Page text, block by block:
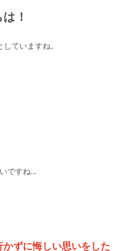
！
ていますね。
ですね...
ずに悔しい思いをした